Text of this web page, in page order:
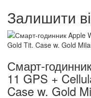
Залишити
Смарт-
11 GPS +
Case w. Gold